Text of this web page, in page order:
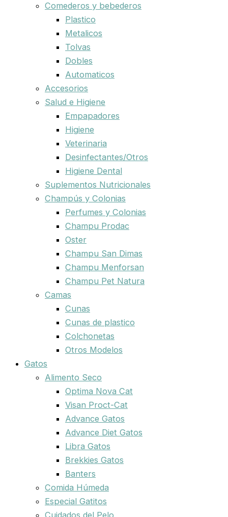
Comederos y bebederos
Plastico
Metalicos
Tolvas
Dobles
Automaticos
Accesorios
Salud e Higiene
Empapadores
Higiene
Veterinaria
Desinfectantes/Otros
Higiene Dental
Suplementos Nutricionales
Champús y Colonias
Perfumes y Colonias
Champu Prodac
Oster
Champu San Dimas
Champu Menforsan
Champu Pet Natura
Camas
Cunas
Cunas de plastico
Colchonetas
Otros Modelos
Gatos
Alimento Seco
Optima Nova Cat
Visan Proct-Cat
Advance Gatos
Advance Diet Gatos
Libra Gatos
Brekkies Gatos
Banters
Comida Húmeda
Especial Gatitos